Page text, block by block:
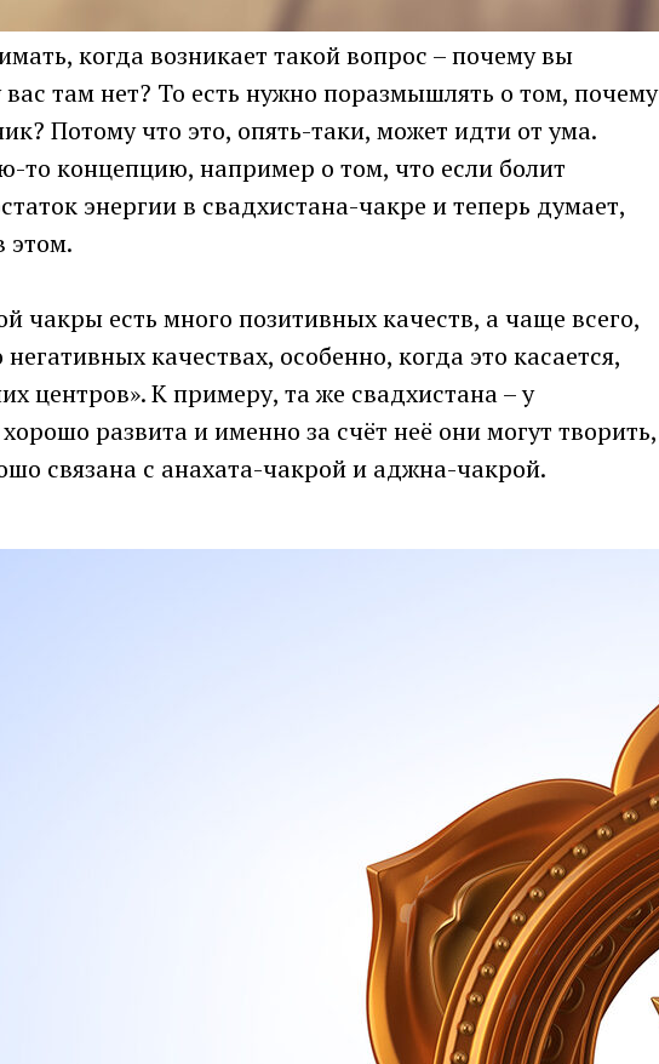
когда возникает такой вопрос – почему вы
вас там нет? То есть нужно поразмышлять о том, почему
Потому что это, опять-таки, может идти от ума.
то концепцию, например о том, что если болит
энергии в свадхистана-чакре и теперь думает,
этом.
чакры есть много позитивных качеств, а чаще всего,
качествах, особенно, когда это касается,
центров». К примеру, та же свадхистана – у
развита и именно за счёт неё они могут творить,
связана с анахата-чакрой и аджна-чакрой.